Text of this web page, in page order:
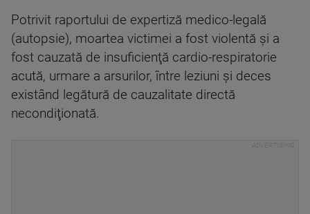
Potrivit raportului de expertiză medico-legală
(autopsie), moartea victimei a fost violentă şi a
fost cauzată de insuficienţă cardio-respiratorie
acută, urmare a arsurilor, între leziuni şi deces
existând legătură de cauzalitate directă
necondiţionată.